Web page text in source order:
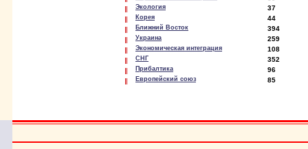
Экология 37
Корея 44
Ближний Восток 394
Украина 259
Экономическая интеграция 108
СНГ 352
Прибалтика 96
Европейский союз 85